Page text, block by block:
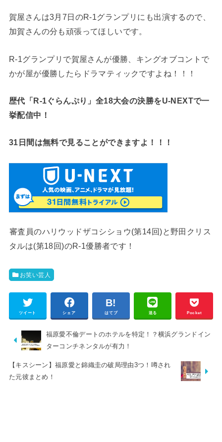
賀屋さんは3月7日のR-1グランプリにも出演するので、
加賀さんの分も頑張ってほしいです。
R-1グランプリで賀屋さんが優勝、キングオブコントで
かが屋が優勝したらドラマティックですよね！！！
歴代「R-1ぐらんぷり」全18大会の決勝をU-NEXTで一
挙配信中！
31日間は無料で見ることができますよ！！！
審査員のハリウッドザコシショウ(第14回)と野田クリス
タルは(第18回)のR-1優勝者です！
お笑い芸人
ツイート シェア はてブ 送る Pocket
福原愛不倫デートのホテルを特定！？横浜グランドイン
ターコンチネンタルが有力！
【キスシーン】福原愛と錦織圭の破局理由3つ！噂され
た元彼まとめ！